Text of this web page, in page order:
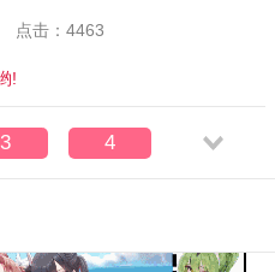
点击：4463
!
3 4